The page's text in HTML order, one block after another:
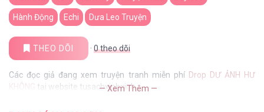
Hành Động Echi Dưa Leo Truyện
THEO DÕI · 0theo dõi
Các đọc giả đang xem truyện tranh miễn phí Drop DƯ ẢNH HƯ
KHÔNG tại website tusachxinhxinh
— Xem Thêm —